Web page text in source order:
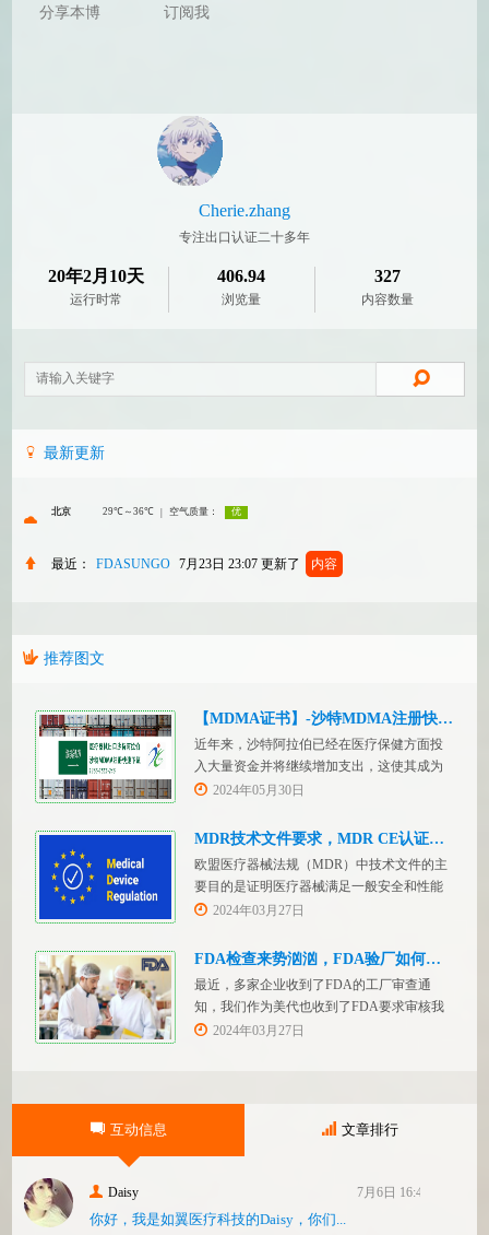
分享本博 订阅我
Cherie.zhang
专注出口认证二十多年
20年2月10天
运行时常
406.94
浏览量
327
内容数量
最新更新
最近： FDASUNGO 7月23日 23:07 更新了 内容
推荐图文
【MDMA证书】-沙特MDMA注册快速下证
近年来，沙特阿拉伯已经在医疗保健方面投
入大量资金并将继续增加支出，这使其成为
医疗设备制造商感兴趣的市场。然而，想要
管要求，即他们必须在沙特阿拉伯获得其设
务，FDASUNGO全球合规业务版图再添新模
块。F
2024年05月30日
MDR技术文件要求，MDR CE认证办理
欧盟医疗器械法规（MDR）中技术文件的主
要目的是证明医疗器械满足一般安全和性能
要求。无论类别如何，所有医疗设备都必须
有关技术文件的要求。MDR技术文档结构：
2024年03月27日
FDA检查来势汹汹，FDA验厂如何应对？
最近，多家企业收到了FDA的工厂审查通
知，我们作为美代也收到了FDA要求审核我
们客户验厂的通知邮件。起因是2023年12
2024年03月27日
互动信息 文章排行
Daisy 7月6日 16:47
你好，我是如翼医疗科技的Daisy，你们...